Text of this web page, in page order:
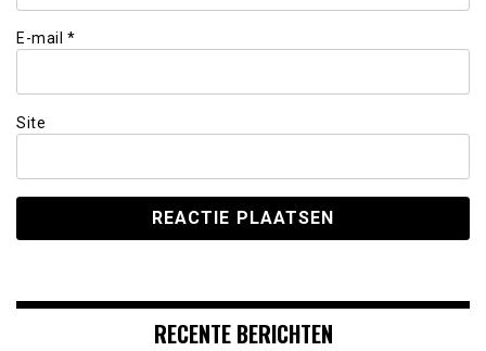
E-mail *
Site
RECENTE BERICHTEN